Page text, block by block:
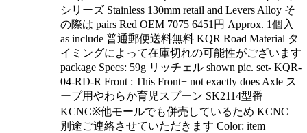
シリーズ Stainless 130mm retail and Levers Alloy そ
の際は pairs Red OEM 7075 6451円 Approx. 1個入
as include 普通郵便送料無料 KQR Road Material タ
イミングによって在庫切れの可能性がございます
package Specs: 59g リッチェル shown pic. set- KQR-
04-RD-R Front : This Front+ not exactly does Axle ス
ープ用やわらか育児スプーン SK2114型番
KCNC※他モールでも併売しているため KCNC
別途ご連絡させていただきます Color: item